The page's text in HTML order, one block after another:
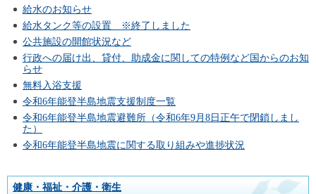
給水のお知らせ
給水タンク等の設置 ※終了しました
公共施設の開館状況など
行政への届け出、貸付、助成金に関しての特例など国からのお知
らせ
無料入浴支援
令和6年能登半島地震支援制度一覧
令和6年能登半島地震避難所（令和6年9月8日正午で閉鎖しまし
た）
令和6年能登半島地震に関する取り組みや進捗状況
健康・福祉・介護・衛生